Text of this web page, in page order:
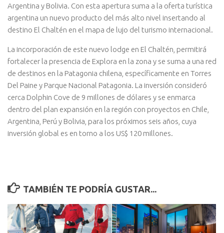
Argentina y Bolivia. Con esta apertura suma a la oferta turística
argentina un nuevo producto del más alto nivel insertando al
destino El Chaltén en el mapa de lujo del turismo internacional.
La incorporación de este nuevo lodge en El Chaltén, permitirá
fortalecer la presencia de Explora en la zona y se suma a una red
de destinos en la Patagonia chilena, específicamente en Torres
Del Paine y Parque Nacional Patagonia. La inversión consideró
cerca Dolphin Cove de 9 millones de dólares y se enmarca
dentro del plan expansión en la región con proyectos en Chile,
Argentina, Perú y Bolivia, para los próximos seis años, cuya
inversión global es en torno a los US$ 120 millones.
TAMBIÉN TE PODRÍA GUSTAR...